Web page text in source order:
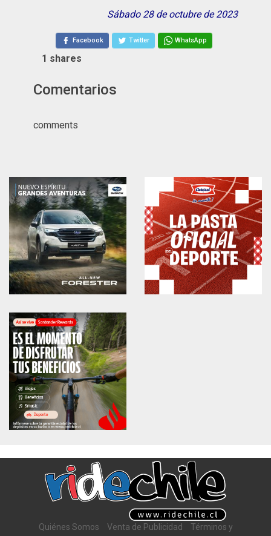
Sábado 28 de octubre de 2023
Facebook Twitter WhatsApp
1 shares
Comentarios
comments
Quiénes Somos Venta de Publicidad
Términos y